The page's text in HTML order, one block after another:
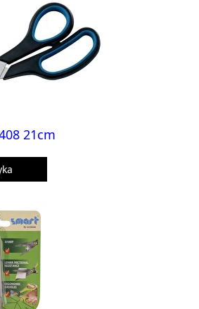
21cm